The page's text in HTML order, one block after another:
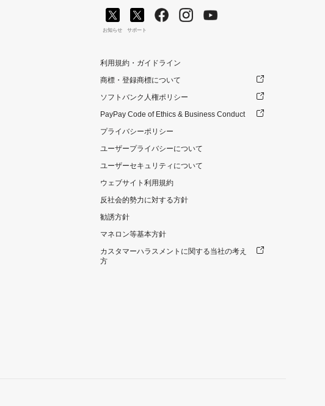
お知らせ サポート
利用規約・ガイドライン
商標・登録商標について
ソフトバンク人権ポリシー
PayPay Code of Ethics & Business Conduct
プライバシーポリシー
ユーザープライバシーについて
ユーザーセキュリティについて
ウェブサイト利用規約
反社会的勢力に対する方針
勧誘方針
マネロン等基本方針
カスタマーハラスメントに関する当社の考え
方